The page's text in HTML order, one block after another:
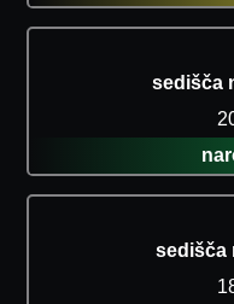
sedišča
sedišča